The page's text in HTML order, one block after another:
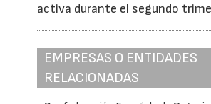
activa durante el segundo
EMPRESAS O ENTIDADES
RELACIONADAS